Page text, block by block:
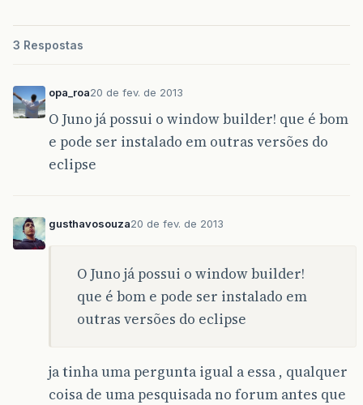
3 Respostas
opa_roa20 de fev. de 2013
O Juno já possui o window builder! que é bom
e pode ser instalado em outras versões do
eclipse
gusthavosouza20 de fev. de 2013
O Juno já possui o window builder!
que é bom e pode ser instalado em
outras versões do eclipse
ja tinha uma pergunta igual a essa , qualquer
coisa de uma pesquisada no forum antes que